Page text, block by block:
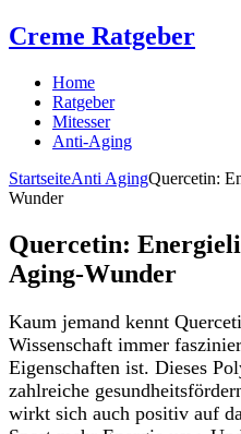
Creme Ratgeber
Home
Ratgeber
Mitesser
Anti-Aging
StartseiteAnti AgingQuercetin:
Wunder
Quercetin:
Aging-Wunder
Kaum jemand kennt
Wissenschaft immer
Eigenschaften ist. Dieses
zahlreiche
wirkt sich auch positiv auf